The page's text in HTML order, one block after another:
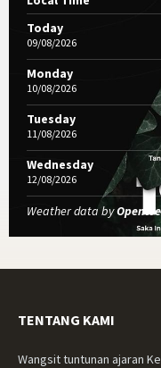
Today
09/08/2026
Monday
10/08/2026
Tuesday
11/08/2026
Wednesday
12/08/2026
Weather data by
TENTANG KAMI
Wangsit tuntunan ajaran